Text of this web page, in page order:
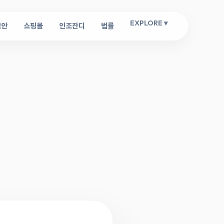
쇼핑몰 인조잔디 법률 EXPLORE ▾